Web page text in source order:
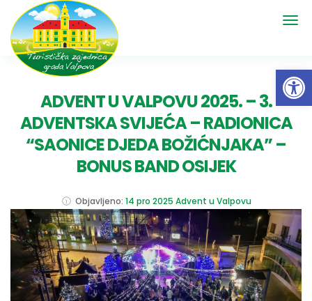
ADVENT U VALPOVU 2025. – 3.
ADVENTSKA SVIJEĆA – RADIONICA
“SAONICE DJEDA BOŽIĆNJAKA” –
BONUS BAND OSIJEK
Objavljeno: 14 pro 2025 Advent u Valpovu